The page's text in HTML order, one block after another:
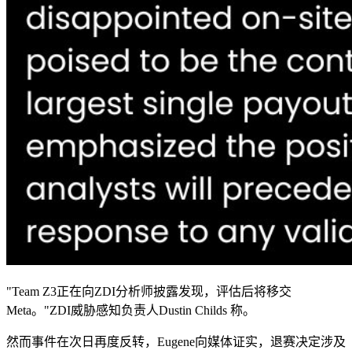
"Team Z3正在向ZDI分析师披露发现，评估后将移交
Meta。"ZDI威胁感知负责人Dustin Childs 称。
然而事件在次日再度反转，Eugene向媒体证实，退赛决定涉及